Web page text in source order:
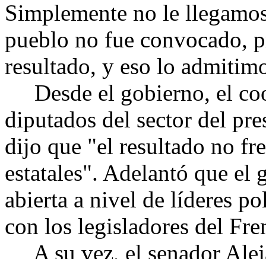
Simplemente no le
pueblo no fue convocado,
resultado, y eso lo
Desde el gobierno, el
diputados del sector del
dijo que "el resultado no
estatales". Adelantó que el
abierta a nivel de líderes
con los legisladores del
A su vez, el senador